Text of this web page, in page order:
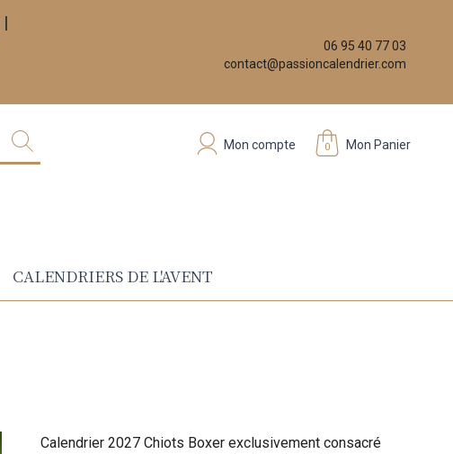
|
06 95 40 77 03
contact@passioncalendrier.com
0 Mon Panier
Mon compte
CALENDRIERS DE L'AVENT
Calendrier 2027 Chiots Boxer exclusivement consacré